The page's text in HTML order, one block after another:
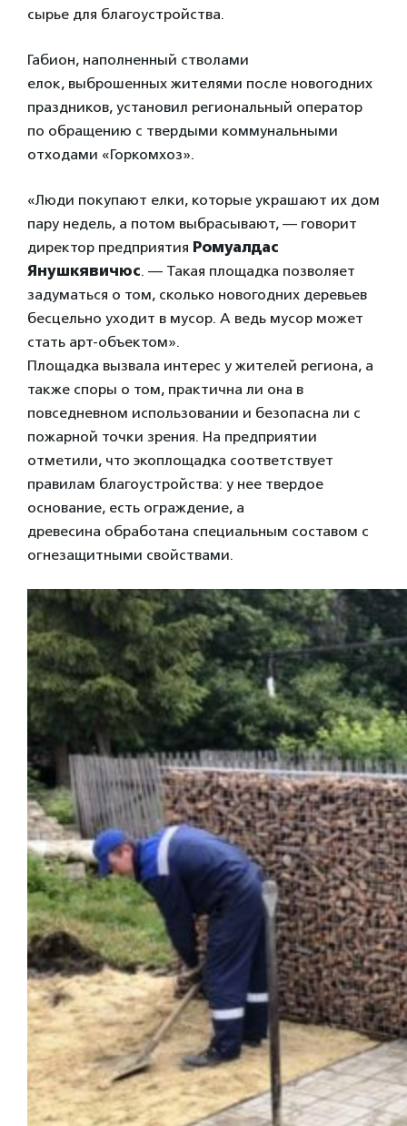
сырье для благоустройства.
Габион, наполненный стволами
елок, выброшенных жителями после новогодних
праздников, установил региональный оператор
по обращению с твердыми коммунальными
отходами «Горкомхоз».
«Люди покупают елки, которые украшают их дом
пару недель, а потом выбрасывают, — говорит
директор предприятия Ромуалдас
Янушкявичюс. — Такая площадка позволяет
задуматься о том, сколько новогодних деревьев
бесцельно уходит в мусор. А ведь мусор может
стать арт-объектом».
Площадка вызвала интерес у жителей региона, а
также споры о том, практична ли она в
повседневном использовании и безопасна ли с
пожарной точки зрения. На предприятии
отметили, что экоплощадка соответствует
правилам благоустройства: у нее твердое
основание, есть ограждение, а
древесина обработана специальным составом с
огнезащитными свойствами.